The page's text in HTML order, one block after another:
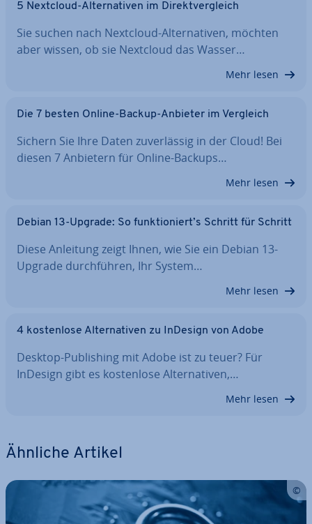
5 Nextcloud-Al­ter­na­ti­ven im Di­rekt­ver­gleich
Sie suchen nach Nextcloud-Al­ter­na­ti­ven, möchten
aber wissen, ob sie Nextcloud das Wasser…
Mehr lesen
Die 7 besten Online-Backup-Anbieter im Vergleich
Sichern Sie Ihre Daten zu­ver­läs­sig in der Cloud! Bei
diesen 7 Anbietern für Online-Backups…
Mehr lesen
Debian 13-Upgrade: So funk­tio­niert’s Schritt für Schritt
Diese Anleitung zeigt Ihnen, wie Sie ein Debian 13-
Upgrade durch­füh­ren, Ihr System…
Mehr lesen
4 kos­ten­lo­se Al­ter­na­ti­ven zu InDesign von Adobe
Desktop-Pu­bli­shing mit Adobe ist zu teuer? Für
InDesign gibt es kos­ten­lo­se Al­ter­na­ti­ven,…
Mehr lesen
Ähnliche Artikel